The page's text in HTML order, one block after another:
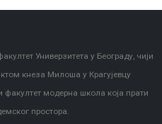
Универзитета у Београду, чији
кнеза Милоша у Крагујевцу
модерна школа која прати
простора.